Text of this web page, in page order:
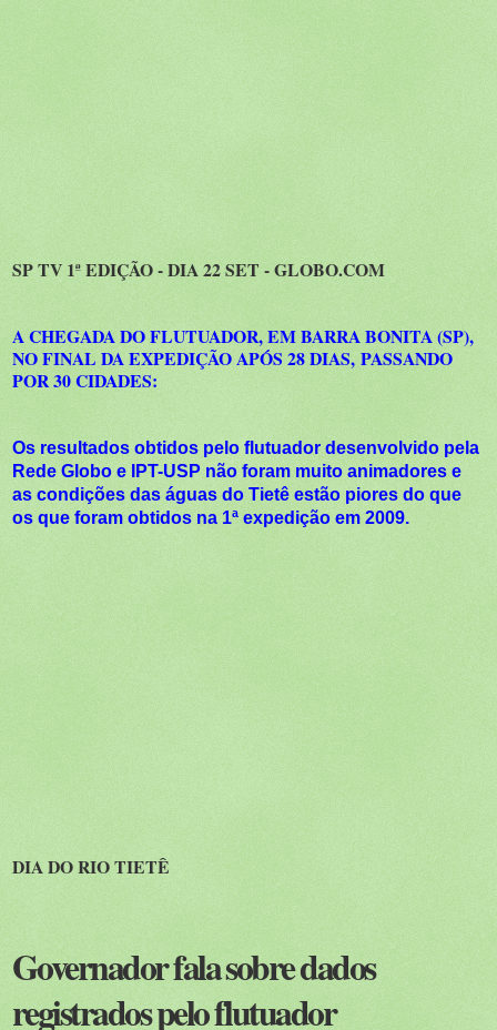
SP TV 1ª EDIÇÃO - DIA 22 SET - GLOBO.COM
A CHEGADA DO FLUTUADOR, EM BARRA BONITA (SP),
NO FINAL DA EXPEDIÇÃO APÓS 28 DIAS, PASSANDO
POR 30 CIDADES:
Os resultados obtidos pelo flutuador desenvolvido pela
Rede Globo e IPT-USP não foram muito animadores e
as condições das águas do Tietê estão piores do que
os que foram obtidos na 1ª expedição em 2009.
DIA DO RIO TIETÊ
Governador fala sobre dados
registrados pelo flutuador